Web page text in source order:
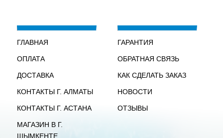
ГЛАВНАЯ
ОПЛАТА
ДОСТАВКА
КОНТАКТЫ Г. АЛМАТЫ
КОНТАКТЫ Г. АСТАНА
МАГАЗИН В Г.
ШЫМКЕНТЕ
ГАРАНТИЯ
ОБРАТНАЯ СВЯЗЬ
КАК СДЕЛАТЬ ЗАКАЗ
НОВОСТИ
ОТЗЫВЫ